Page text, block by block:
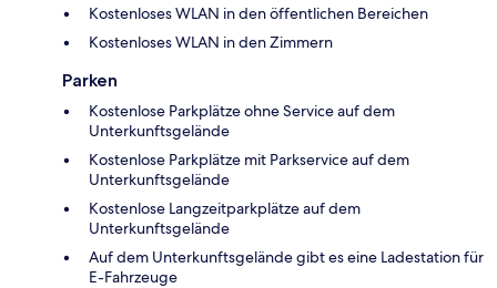
Kostenloses WLAN in den öffentlichen Bereichen
Kostenloses WLAN in den Zimmern
Parken
Kostenlose Parkplätze ohne Service auf dem
Unterkunftsgelände
Kostenlose Parkplätze mit Parkservice auf dem
Unterkunftsgelände
Kostenlose Langzeitparkplätze auf dem
Unterkunftsgelände
Auf dem Unterkunftsgelände gibt es eine Ladestation für
E-Fahrzeuge